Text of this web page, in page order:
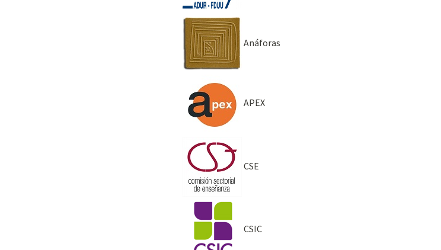
Anáforas
APEX
CSE
CSIC